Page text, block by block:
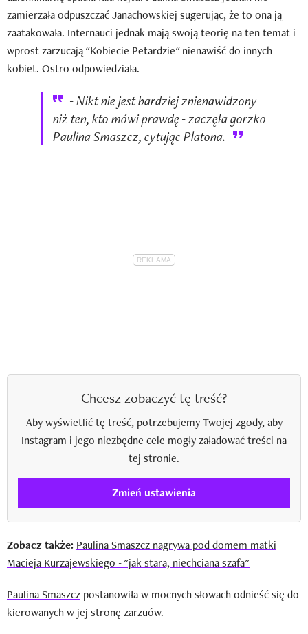
zamierzała odpuszczać Janachowskiej sugerując, że to ona ją
zaatakowała. Internauci jednak mają swoją teorię na ten temat i
wprost zarzucają "Kobiecie Petardzie" nienawiść do innych
kobiet. Ostro odpowiedziała.
- Nikt nie jest bardziej znienawidzony
niż ten, kto mówi prawdę - zaczęła gorzko
Paulina Smaszcz, cytując Platona.
Chcesz zobaczyć tę treść?
Aby wyświetlić tę treść, potrzebujemy Twojej zgody, aby
Instagram i jego niezbędne cele mogły załadować treści na
tej stronie.
Zmień ustawienia
Zobacz także: Paulina Smaszcz nagrywa pod domem matki
Macieja Kurzajewskiego - "jak stara, niechciana szafa"
Paulina Smaszcz postanowiła w mocnych słowach odnieść się do
kierowanych w jej stronę zarzuów.